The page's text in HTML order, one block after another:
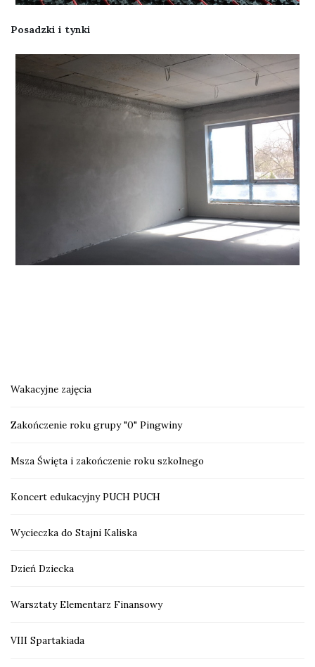
Posadzki i tynki
Wakacyjne zajęcia
Zakończenie roku grupy "0" Pingwiny
Msza Święta i zakończenie roku szkolnego
Koncert edukacyjny PUCH PUCH
Wycieczka do Stajni Kaliska
Dzień Dziecka
Warsztaty Elementarz Finansowy
VIII Spartakiada